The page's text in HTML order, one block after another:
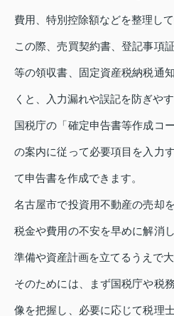
費用、特別控除額などを整理し
この際、売買契約書、登記事項
等の領収書、固定資産税納税通
くと、入力漏れや誤記を防ぎやす
国税庁の「確定申告書等作成コ
の案内に従って必要項目を入力
て申告書を作成できます。
名古屋市で投資用不動産の売却
税金や費用の不安を早めに解消
準備や資産計画を立てるうえで大
そのためには、まず国税庁や税
像を把握し、必要に応じて税理